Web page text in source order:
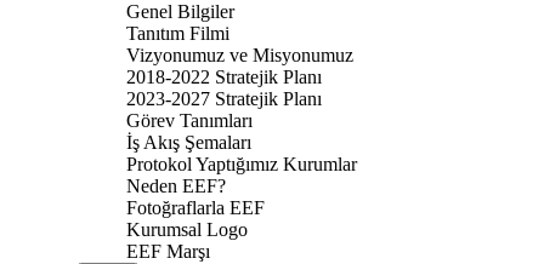
Genel Bilgiler
Tanıtım Filmi
Vizyonumuz ve Misyonumuz
2018-2022 Stratejik Planı
2023-2027 Stratejik Planı
Görev Tanımları
İş Akış Şemaları
Protokol Yaptığımız Kurumlar
Neden EEF?
Fotoğraflarla EEF
Kurumsal Logo
EEF Marşı